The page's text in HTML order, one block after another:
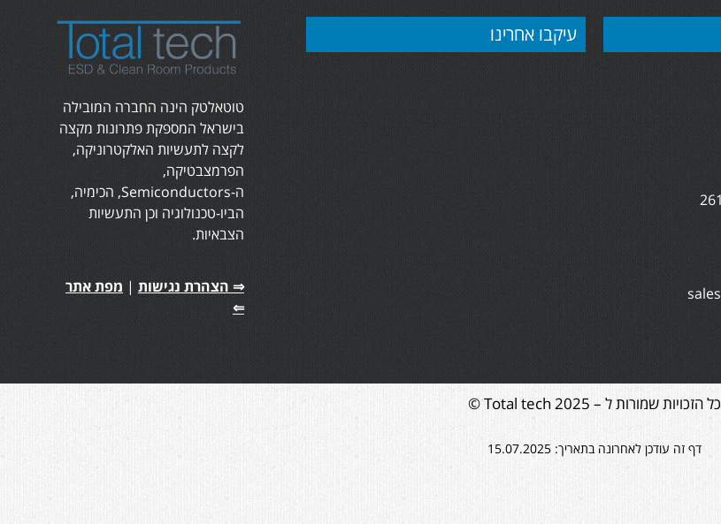
עיקבו אחרינו
טוטאלטק הינה החברה המובילה
בישראל המספקת פתרונות מקצה
לקצה לתעשיות האלקטרוניקה,
הפרמצבטיקה,
ה-Semiconductors, הכימיה,
הביו-טכנולוגיה וכן התעשיות
הצבאיות.
⇒ הצהרת נגישות | מפת אתר
⇐
כל הזכויות שמורות ל – Total tech 2025 ©
דף זה עודכן לאחרונה בתאריך: 15.07.2025